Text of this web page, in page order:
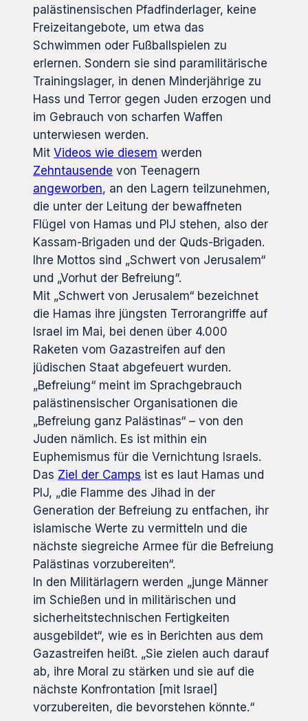
palästinensischen Pfadfinderlager, keine
Freizeitangebote, um etwa das
Schwimmen oder Fußballspielen zu
erlernen. Sondern sie sind paramilitärische
Trainingslager, in denen Minderjährige zu
Hass und Terror gegen Juden erzogen und
im Gebrauch von scharfen Waffen
unterwiesen werden.
Mit Videos wie diesem werden
Zehntausende von Teenagern
angeworben, an den Lagern teilzunehmen,
die unter der Leitung der bewaffneten
Flügel von Hamas und PIJ stehen, also der
Kassam-Brigaden und der Quds-Brigaden.
Ihre Mottos sind „Schwert von Jerusalem“
und „Vorhut der Befreiung“.
Mit „Schwert von Jerusalem“ bezeichnet
die Hamas ihre jüngsten Terrorangriffe auf
Israel im Mai, bei denen über 4.000
Raketen vom Gazastreifen auf den
jüdischen Staat abgefeuert wurden.
„Befreiung“ meint im Sprachgebrauch
palästinensischer Organisationen die
„Befreiung ganz Palästinas“ – von den
Juden nämlich. Es ist mithin ein
Euphemismus für die Vernichtung Israels.
Das Ziel der Camps ist es laut Hamas und
PIJ, „die Flamme des Jihad in der
Generation der Befreiung zu entfachen, ihr
islamische Werte zu vermitteln und die
nächste siegreiche Armee für die Befreiung
Palästinas vorzubereiten“.
In den Militärlagern werden „junge Männer
im Schießen und in militärischen und
sicherheitstechnischen Fertigkeiten
ausgebildet“, wie es in Berichten aus dem
Gazastreifen heißt. „Sie zielen auch darauf
ab, ihre Moral zu stärken und sie auf die
nächste Konfrontation [mit Israel]
vorzubereiten, die bevorstehen könnte.“